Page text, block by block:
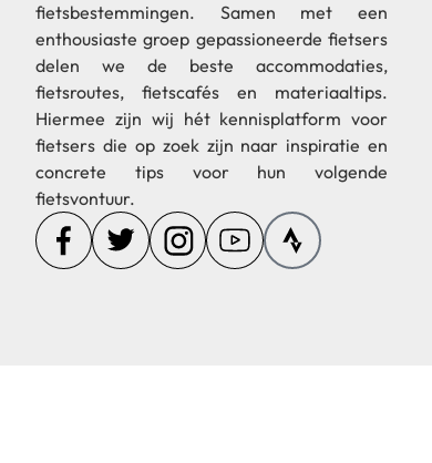
fietsbestemmingen. Samen met een
enthousiaste groep gepassioneerde fietsers
delen we de beste accommodaties,
fietsroutes, fietscafés en materiaaltips.
Hiermee zijn wij hét kennisplatform voor
fietsers die op zoek zijn naar inspiratie en
concrete tips voor hun volgende
fietsvontuur.